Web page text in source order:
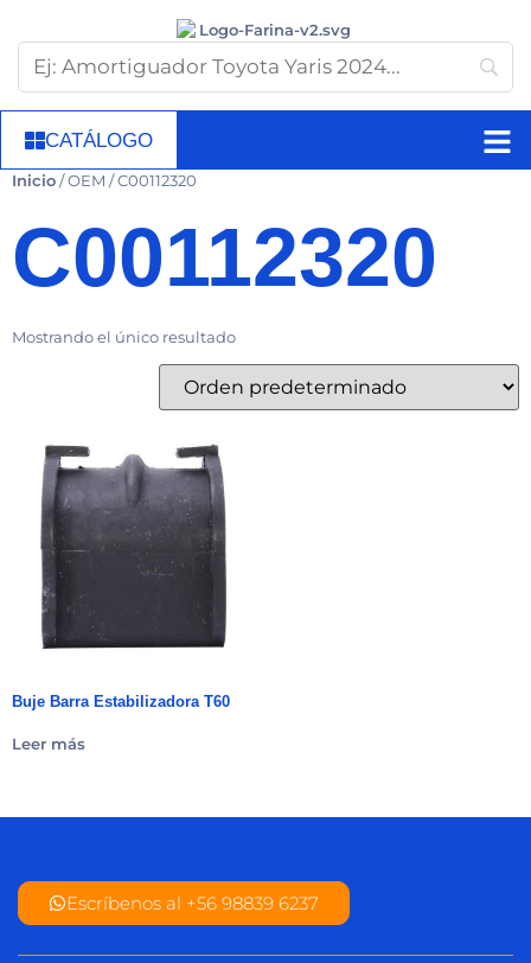
CATÁLOGO
Inicio/ OEM / C00112320
C00112320
Mostrando el único resultado
Buje Barra Estabilizadora T60
Leer más
Escríbenos al +56 98839 6237